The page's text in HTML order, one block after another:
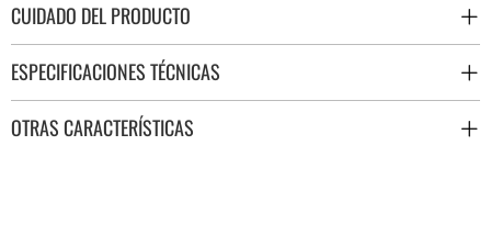
CUIDADO DEL PRODUCTO
ESPECIFICACIONES TÉCNICAS
OTRAS CARACTERÍSTICAS